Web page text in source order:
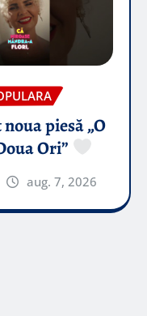
piesă „O
Ori”
aug. 7, 2026